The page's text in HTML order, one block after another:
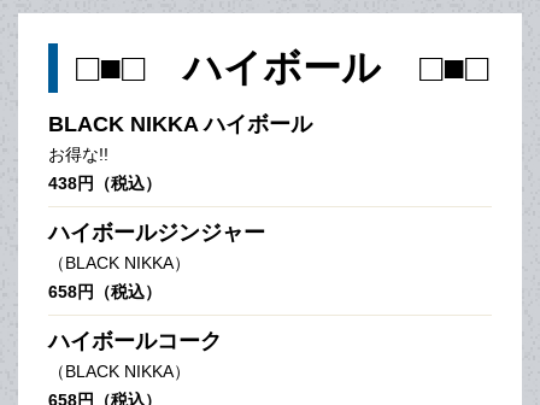
□■□ ハイボール □■□
BLACK NIKKA ハイボール
お得な!!
438円（税込）
ハイボールジンジャー
（BLACK NIKKA）
658円（税込）
ハイボールコーク
（BLACK NIKKA）
658円（税込）